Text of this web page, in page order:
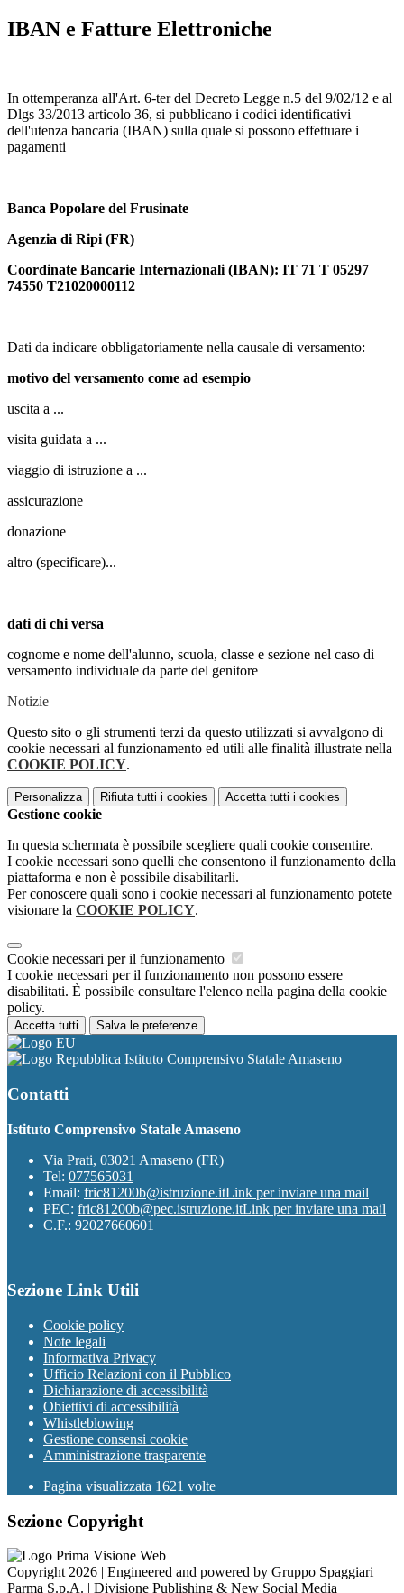
IBAN e Fatture Elettroniche
In ottemperanza all'Art. 6-ter del Decreto Legge n.5 del 9/02/12 e al
Dlgs 33/2013 articolo 36, si pubblicano i codici identificativi
dell'utenza bancaria (IBAN) sulla quale si possono effettuare i
pagamenti
Banca Popolare del Frusinate
Agenzia di Ripi (FR)
Coordinate Bancarie Internazionali (IBAN): IT 71 T 05297
74550 T21020000112
Dati da indicare obbligatoriamente nella causale di versamento:
motivo del versamento come ad esempio
uscita a ...
visita guidata a ...
viaggio di istruzione a ...
assicurazione
donazione
altro (specificare)...
dati di chi versa
cognome e nome dell'alunno, scuola, classe e sezione nel caso di
versamento individuale da parte del genitore
Notizie
Questo sito o gli strumenti terzi da questo utilizzati si avvalgono di
cookie necessari al funzionamento ed utili alle finalità illustrate nella
COOKIE POLICY.
Personalizza Rifiuta tutti i cookies Accetta tutti i cookies
Gestione cookie
In questa schermata è possibile scegliere quali cookie consentire.
I cookie necessari sono quelli che consentono il funzionamento della
piattaforma e non è possibile disabilitarli.
Per conoscere quali sono i cookie necessari al funzionamento potete
visionare la COOKIE POLICY.
Cookie necessari per il funzionamento
I cookie necessari per il funzionamento non possono essere
disabilitati. È possibile consultare l'elenco nella pagina della cookie
policy.
Accetta tutti Salva le preferenze
Istituto Comprensivo Statale Amaseno
Contatti
Istituto Comprensivo Statale Amaseno
Via Prati, 03021 Amaseno (FR)
Tel: 077565031
Email: fric81200b@istruzione.itLink per inviare una mail
PEC: fric81200b@pec.istruzione.itLink per inviare una mail
C.F.: 92027660601
Sezione Link Utili
Cookie policy
Note legali
Informativa Privacy
Ufficio Relazioni con il Pubblico
Dichiarazione di accessibilità
Obiettivi di accessibilità
Whistleblowing
Gestione consensi cookie
Amministrazione trasparente
Pagina visualizzata 1621 volte
Sezione Copyright
Copyright 2026 | Engineered and powered by Gruppo Spaggiari
Parma S.p.A. | Divisione Publishing & New Social Media